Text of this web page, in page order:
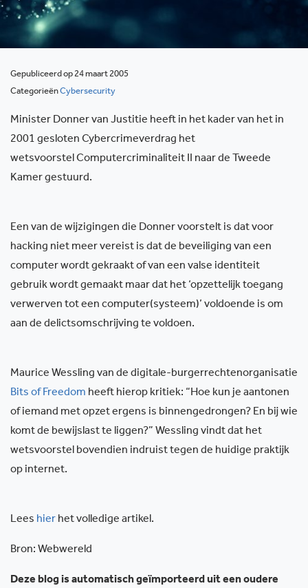
Gepubliceerd op 24 maart 2005
CategorieënCybersecurity
Minister Donner van Justitie heeft in het kader van het in
2001 gesloten Cybercrimeverdrag het
wetsvoorstel Computercriminaliteit II naar de Tweede
Kamer gestuurd.
Een van de wijzigingen die Donner voorstelt is dat voor
hacking niet meer vereist is dat de beveiliging van een
computer wordt gekraakt of van een valse identiteit
gebruik wordt gemaakt maar dat het ‘opzettelijk toegang
verwerven tot een computer(systeem)’ voldoende is om
aan de delictsomschrijving te voldoen.
Maurice Wessling van de digitale-burgerrechtenorganisatie
Bits of Freedom heeft hierop kritiek: “Hoe kun je aantonen
of iemand met opzet ergens is binnengedrongen? En bij wie
komt de bewijslast te liggen?” Wessling vindt dat het
wetsvoorstel bovendien indruist tegen de huidige praktijk
op internet.
Lees hier het volledige artikel.
Bron: Webwereld
Deze blog is automatisch geïmporteerd uit een oudere